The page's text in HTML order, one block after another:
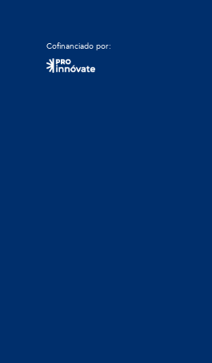
Cofinanciado por: